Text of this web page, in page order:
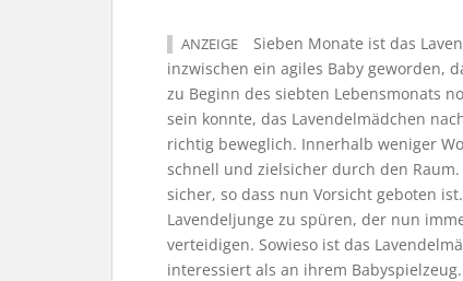
ANZEIGE
Sieben Monate ist das
inzwischen ein agiles Baby geworden,
zu Beginn des siebten Lebensmonats
sein konnte, das Lavendelmädchen
richtig beweglich. Innerhalb weniger
schnell und zielsicher durch den
sicher, so dass nun Vorsicht geboten
Lavendeljunge zu spüren, der nun
verteidigen. Sowieso ist das
interessiert als an ihrem Babyspielzeug.